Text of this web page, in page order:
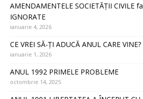
AMENDAMENTELE SOCIETĂȚII CIVILE
IGNORATE
ianuarie 4, 2026
CE VREI SĂ-ȚI ADUCĂ ANUL CARE VINE?
ianuarie 1, 2026
ANUL 1992 PRIMELE PROBLEME
octombrie 14, 2025